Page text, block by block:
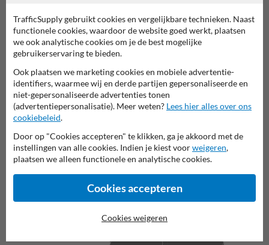
TrafficSupply gebruikt cookies en vergelijkbare technieken. Naast
functionele cookies, waardoor de website goed werkt, plaatsen
we ook analytische cookies om je de best mogelijke
gebruikerservaring te bieden.
Ook plaatsen we marketing cookies en mobiele advertentie-
identifiers, waarmee wij en derde partijen gepersonaliseerde en
niet-gepersonaliseerde advertenties tonen
(advertentiepersonalisatie). Meer weten? Lees hier alles over ons
cookiebeleid.
Door op "Cookies accepteren" te klikken, ga je akkoord met de
instellingen van alle cookies. Indien je kiest voorweigeren,
plaatsen we alleen functionele en analytische cookies.
Cookies accepteren
Cookies weigeren